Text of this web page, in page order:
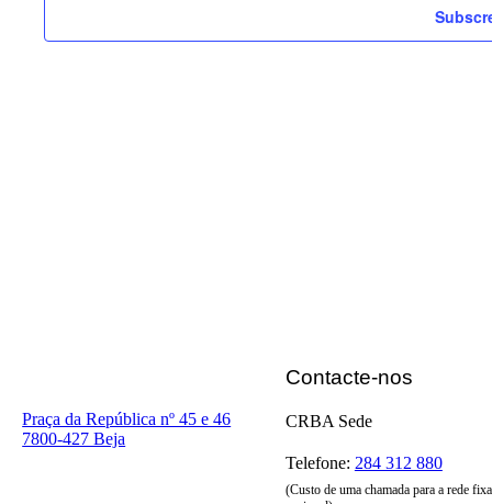
Praça da República nº 45 e 46
7800-427 Beja
Contacte-nos
CRBA Sede
Telefone: 284 312 880
(Custo de uma chamada para a rede fixa